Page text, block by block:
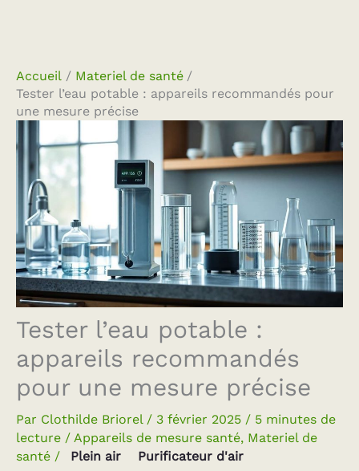
Accueil
Materiel de santé
Tester l’eau potable : appareils recommandés pour
une mesure précise
Tester l’eau potable :
appareils recommandés
pour une mesure précise
Par Clothilde Briorel / 3 février 2025 / 5 minutes de
lecture / Appareils de mesure santé, Materiel de
santé / Plein air Purificateur d'air